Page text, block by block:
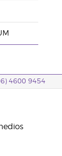
4600 9454